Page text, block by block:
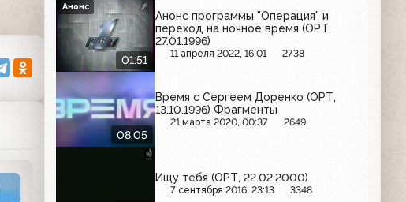
01:51
Анонс программы "Операция" и
переход на ночное время (ОРТ,
27.01.1996)
11 апреля 2022, 16:01 2738
Анонс
08:05
Время с Сергеем Доренко (ОРТ,
13.10.1996) Фрагменты
21 марта 2020, 00:37 2649
Ищу тебя (ОРТ, 22.02.2000)
7 сентября 2016, 23:13 3348